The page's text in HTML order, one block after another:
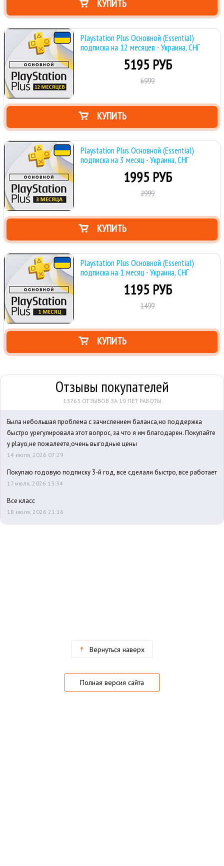
КУПИТЬ
Playstation Plus Основной (Essential)
подписка на 12 месяцев - Украина, СНГ
5195 РУБ
6999
КУПИТЬ
Playstation Plus Основной (Essential)
подписка на 3 месяц - Украина, СНГ
1995 РУБ
2999
КУПИТЬ
Playstation Plus Основной (Essential)
подписка на 1 месяц - Украина, СНГ
1195 РУБ
1499
КУПИТЬ
Отзывы покупателей
13763 ОТЗЫВОВ ЗА 19 ЛЕТ РАБОТЫ
Была небольшая проблема с зачислением баланса,но поддержка
быстро урегулировала этот вопрос, за что я им благодарен. Покупайте
у playo,не пожалеете,очень выгодные цены
14 июля, 2026 07:29
Покупаю годовую подписку 3-й год, все сделали быстро, все работает
17 июля, 2026 13:34
Все класс
18 июля, 2026 21:16
Вернуться наверх
Полная версия сайта